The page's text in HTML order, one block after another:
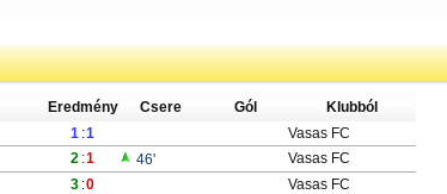
Eredmény Csere Gól
Klubból
1 :1
Vasas FC
2 :1 46'
Vasas FC
3 :0
Vasas FC